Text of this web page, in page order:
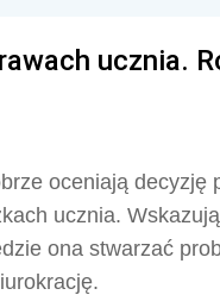
ucznia.
oceniają decyzję
ucznia.
ona stwarzać